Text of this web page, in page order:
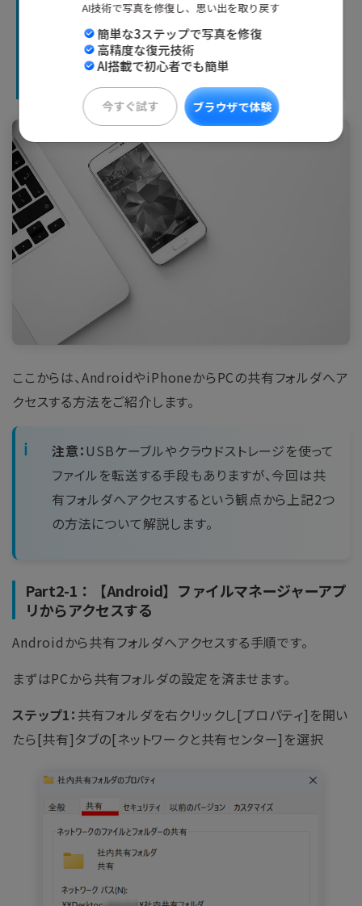
AI技術で写真を修復し、思い出を取り戻す
簡単な3ステップで写真を修復
高精度な復元技術
AI搭載で初心者でも簡単
今すぐ試す ブラウザで体験
Part2：WindowsPCの共
有フォルダへスマホからア
クセスする方法
ここからは、AndroidやiPhoneからPCの共有フォルダへア
クセスする方法をご紹介します。
注意：USBケーブルやクラウドストレージを使って
ファイルを転送する手段もありますが、今回は共
有フォルダへアクセスするという観点から上記2つ
の方法について解説します。
Part2-1：【Android】ファイルマネージャーアプ
リからアクセスする
Androidから共有フォルダへアクセスする手順です。
まずはPCから共有フォルダの設定を済ませます。
ステップ1： 共有フォルダを右クリックし[プロパティ]を開い
たら[共有]タブの[ネットワークと共有センター]を選択